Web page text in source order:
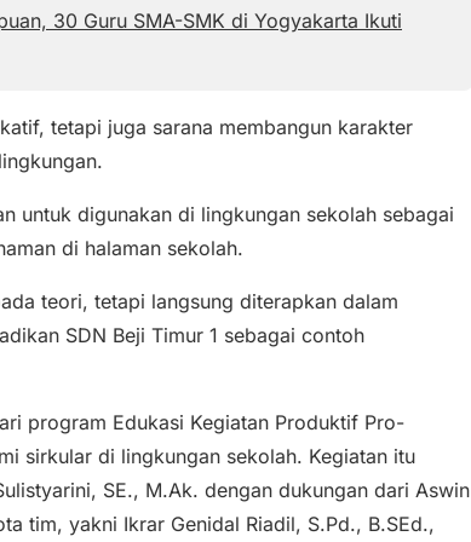
30 Guru SMA-SMK di Yogyakarta Ikuti
tetapi juga sarana membangun karakter
untuk digunakan di lingkungan sekolah sebagai
di halaman sekolah.
teori, tetapi langsung diterapkan dalam
SDN Beji Timur 1 sebagai contoh
program Edukasi Kegiatan Produktif Pro-
sirkular di lingkungan sekolah. Kegiatan itu
SE., M.Ak. dengan dukungan dari Aswin
tim, yakni Ikrar Genidal Riadil, S.Pd., B.SEd.,